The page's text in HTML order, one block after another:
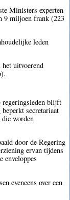
Ministers experten
9 miljoen frank (223
leden
het uitvoerend
regeringsleden blijft
secretariaat
die worden
door de Regering
ervan tijdens
enveloppes
eveneens over een